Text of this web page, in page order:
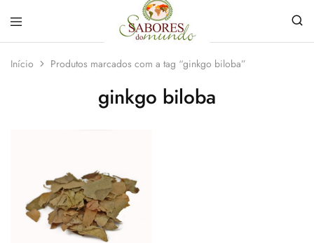
do
Mundo
loja
de
Especiarias
Início Produtos marcados com a tag “ginkgo biloba”
ginkgo biloba